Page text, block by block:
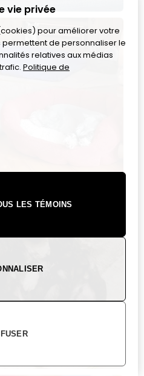
vie privée
pour améliorer votre
permettent de personnaliser le
relatives aux médias
Politique de
LES TÉMOINS